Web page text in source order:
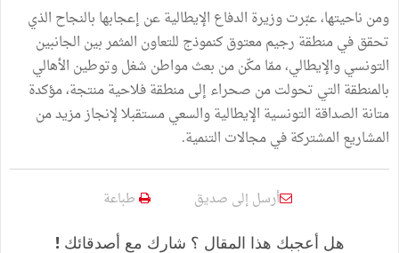
ومن ناحيتها، عبّرت وزيرة الدفاع الإيطالية عن إعجابها بالنجاح الذي
تحقق في منطقة رجيم معتوق كنموذج للتعاون المثمر بين الجانبين
التونسي والإيطالي، ممّا مكّن من بعث مواطن شغل وتوطين الأهالي
بالمنطقة التي تحولت من صحراء إلى منطقة فلاحية منتجة، مؤكدة
متانة الصداقة التونسية الإيطالية والسعي مستقبلا لإنجاز مزيد من
المشاريع المشتركة في مجالات التنمية.
أرسل إلى صديق طباعة
هل أعجبك هذا المقال ؟ شارك مع أصدقائك !